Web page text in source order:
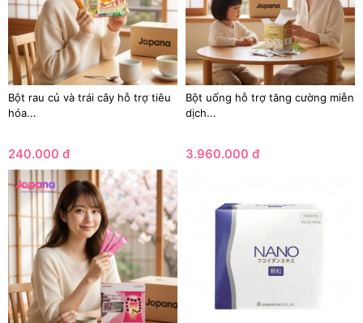
Bột rau củ và trái cây hỗ trợ tiêu
hóa...
240.000 đ
Bột uống hỗ trợ tăng cường miễn
dịch...
3.960.000 đ